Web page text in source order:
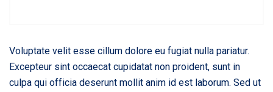
Voluptate velit esse cillum dolore eu fugiat nulla pariatur.
Excepteur sint occaecat cupidatat non proident, sunt in
culpa qui officia deserunt mollit anim id est laborum. Sed ut